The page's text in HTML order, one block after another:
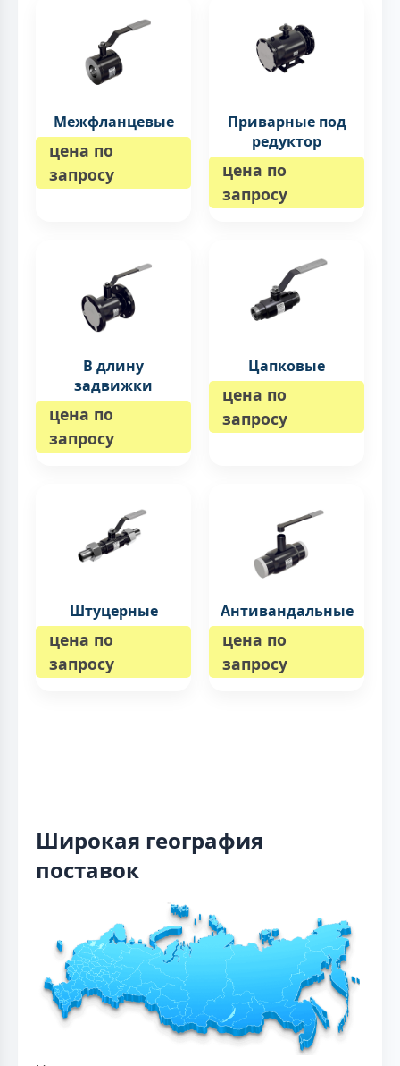
Межфланцевые
цена по
запросу
Приварные под
редуктор
цена по
запросу
В длину
задвижки
цена по
запросу
Цапковые
цена по
запросу
Штуцерные
цена по
запросу
Антивандальные
цена по
запросу
Широкая география
поставок